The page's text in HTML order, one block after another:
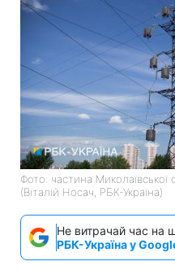
Фото: частина Миколаївської
(Віталій Носач, РБК-Україна)
Не витрачай час на
РБК-Україна у